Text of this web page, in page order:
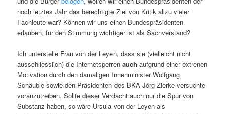
noch letztes Jahr das berechtigte Ziel von Kritik allzu vieler
Fachleute war? Können wir uns einen Bundespräsidenten
erlauben, für den Stimmung wichtiger ist als Sachverstand?
Ich unterstelle Frau von der Leyen, dass sie (vielleicht nicht
ausschliesslich) die Internetsperrenauch aufgrund einer extrenen
Motivation durch den damaligen Innenminister Wolfgang
Schäuble sowie den Präsidenten des BKA Jörg Zierke versuchte
voranzutreiben. Sollte dieser Verdacht auch nur die Spur von
Substanz haben, so wäre Ursula von der Leyen als